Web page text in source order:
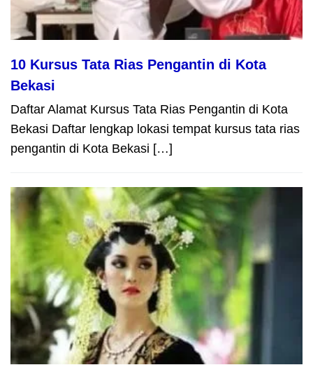
10 Kursus Tata Rias Pengantin di Kota
Bekasi
Daftar Alamat Kursus Tata Rias Pengantin di Kota
Bekasi Daftar lengkap lokasi tempat kursus tata rias
pengantin di Kota Bekasi […]